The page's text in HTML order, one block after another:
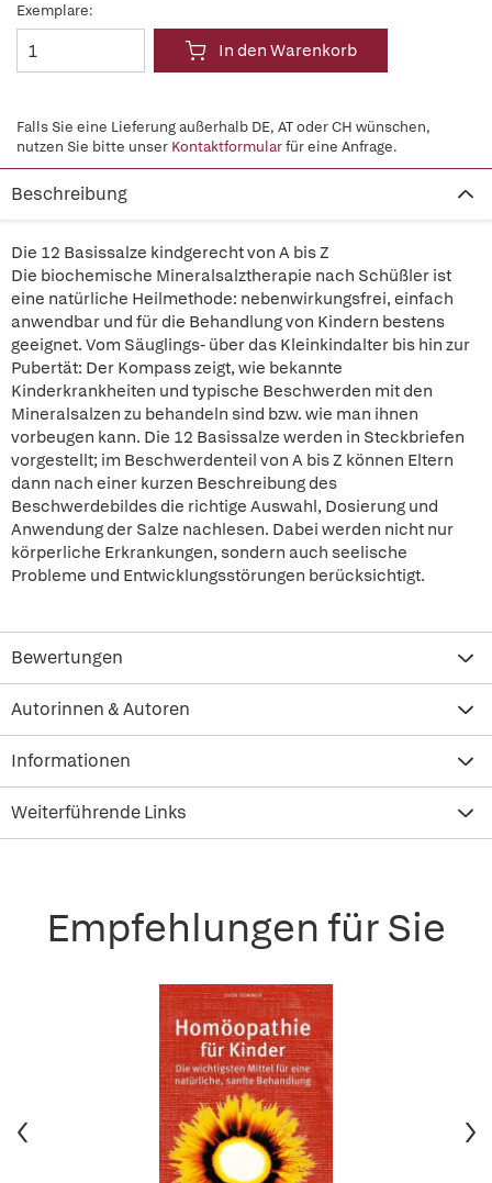
Exemplare:
In den Warenkorb
Falls Sie eine Lieferung außerhalb DE, AT oder CH wünschen,
nutzen Sie bitte unser Kontaktformularfür eine Anfrage.
Beschreibung
Die 12 Basissalze kindgerecht von A bis Z
Die biochemische Mineralsalztherapie nach Schüßler ist
eine natürliche Heilmethode: nebenwirkungsfrei, einfach
anwendbar und für die Behandlung von Kindern bestens
geeignet. Vom Säuglings- über das Kleinkindalter bis hin zur
Pubertät: Der Kompass zeigt, wie bekannte
Kinderkrankheiten und typische Beschwerden mit den
Mineralsalzen zu behandeln sind bzw. wie man ihnen
vorbeugen kann. Die 12 Basissalze werden in Steckbriefen
vorgestellt; im Beschwerdenteil von A bis Z können Eltern
dann nach einer kurzen Beschreibung des
Beschwerdebildes die richtige Auswahl, Dosierung und
Anwendung der Salze nachlesen. Dabei werden nicht nur
körperliche Erkrankungen, sondern auch seelische
Probleme und Entwicklungsstörungen berücksichtigt.
Bewertungen
Autorinnen & Autoren
Informationen
Weiterführende Links
Empfehlungen für Sie